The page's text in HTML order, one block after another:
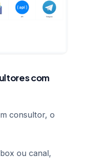
com
consultor, o
ou canal,